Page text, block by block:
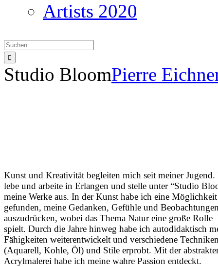
Artists 2020
nach:
Studio BloomPierre
Kunst und Kreativität begleiten mich seit meiner Jugend.
lebe und arbeite in Erlangen und stelle unter “Studio
meine Werke aus. In der Kunst habe ich eine Möglichkeit
gefunden, meine Gedanken, Gefühle und
auszudrücken, wobei das Thema Natur eine große Rolle
spielt. Durch die Jahre hinweg habe ich autodidaktisch
Fähigkeiten weiterentwickelt und verschiedene
(Aquarell, Kohle, Öl) und Stile erprobt. Mit der
Acrylmalerei habe ich meine wahre Passion entdeckt.